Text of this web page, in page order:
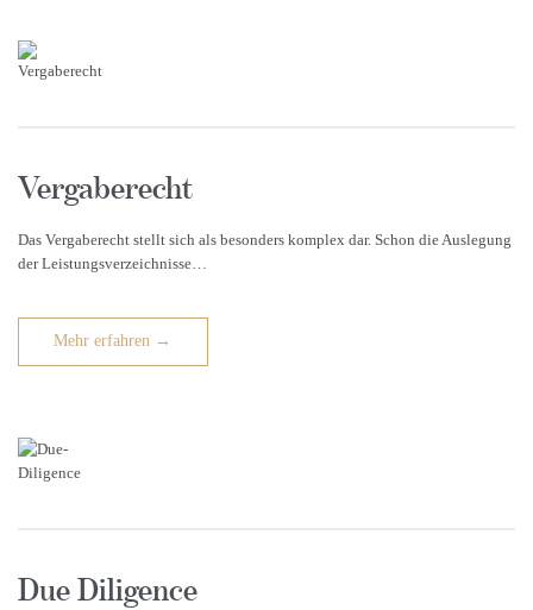
Vergaberecht
Das Vergaberecht stellt sich als besonders komplex dar. Schon die Auslegung
der Leistungsverzeichnisse…
Mehr erfahren →
Due Diligence